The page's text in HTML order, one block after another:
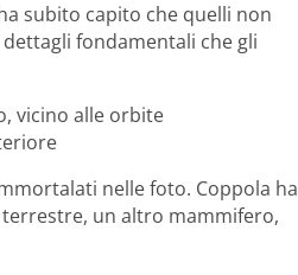
subito capito che quelli non
fondamentali che gli
vicino alle orbite
nelle foto. Coppola ha
un altro mammifero,